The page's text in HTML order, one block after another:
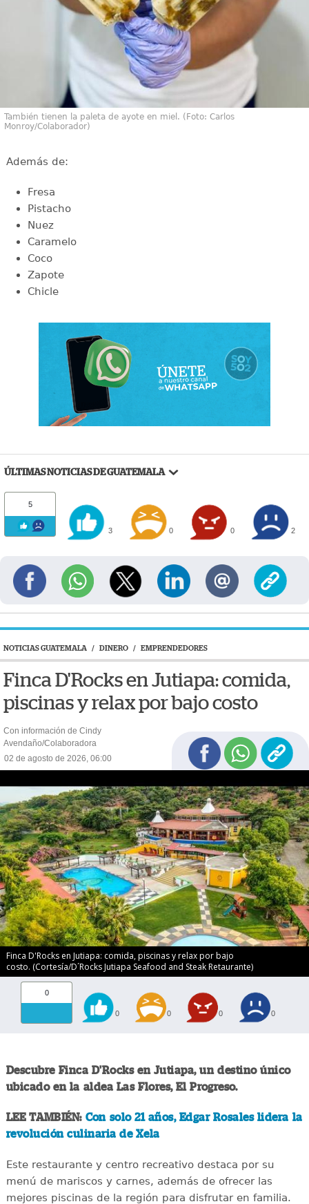
También tienen la paleta de ayote en miel. (Foto: Carlos
Monroy/Colaborador)
Además de:
Fresa
Pistacho
Nuez
Caramelo
Coco
Zapote
Chicle
ÚLTIMAS NOTICIAS DE GUATEMALA
5
3 0 0 2
NOTICIAS GUATEMALA / DINERO / EMPRENDEDORES
Finca D'Rocks en Jutiapa: comida,
piscinas y relax por bajo costo
Con información de Cindy
Avendaño/Colaboradora
02 de agosto de 2026, 06:00
Finca D'Rocks en Jutiapa: comida, piscinas y relax por bajo
costo. (Cortesía/D´Rocks Jutiapa Seafood and Steak Retaurante)
0
0 0 0 0
Descubre Finca D'Rocks en Jutiapa, un destino único
ubicado en la aldea Las Flores, El Progreso.
LEE TAMBIÉN: Con solo 21 años, Edgar Rosales lidera la
revolución culinaria de Xela
Este restaurante y centro recreativo destaca por su
menú de mariscos y carnes, además de ofrecer las
mejores piscinas de la región para disfrutar en familia.